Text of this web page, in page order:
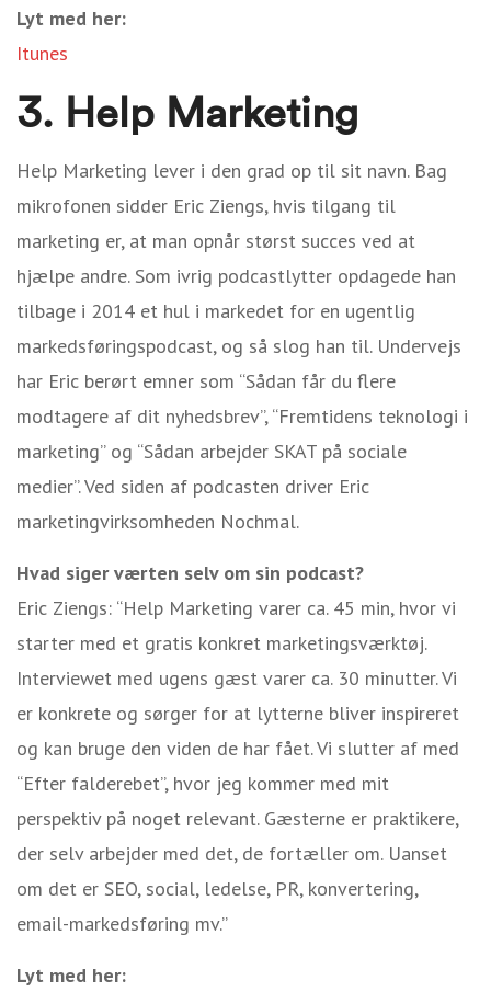
Lyt med her:
Itunes
3. Help Marketing
Help Marketing lever i den grad op til sit navn. Bag
mikrofonen sidder Eric Ziengs, hvis tilgang til
marketing er, at man opnår størst succes ved at
hjælpe andre. Som ivrig podcastlytter opdagede han
tilbage i 2014 et hul i markedet for en ugentlig
markedsføringspodcast, og så slog han til. Undervejs
har Eric berørt emner som “Sådan får du flere
modtagere af dit nyhedsbrev”, “Fremtidens teknologi i
marketing” og “Sådan arbejder SKAT på sociale
medier”. Ved siden af podcasten driver Eric
marketingvirksomheden Nochmal.
Hvad siger værten selv om sin podcast?
Eric Ziengs: “Help Marketing varer ca. 45 min, hvor vi
starter med et gratis konkret marketingsværktøj.
Interviewet med ugens gæst varer ca. 30 minutter. Vi
er konkrete og sørger for at lytterne bliver inspireret
og kan bruge den viden de har fået. Vi slutter af med
“Efter falderebet”, hvor jeg kommer med mit
perspektiv på noget relevant. Gæsterne er praktikere,
der selv arbejder med det, de fortæller om. Uanset
om det er SEO, social, ledelse, PR, konvertering,
email-markedsføring mv.”
Lyt med her: